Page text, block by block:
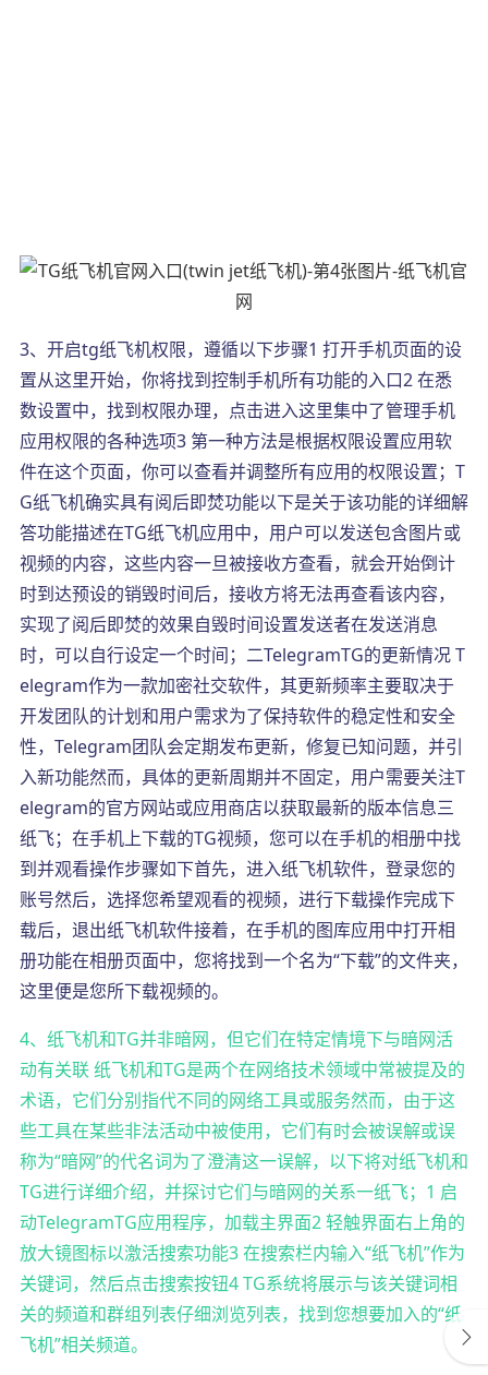
3、开启tg纸飞机权限，遵循以下步骤1 打开手机页面的设
置从这里开始，你将找到控制手机所有功能的入口2 在悉
数设置中，找到权限办理，点击进入这里集中了管理手机
应用权限的各种选项3 第一种方法是根据权限设置应用软
件在这个页面，你可以查看并调整所有应用的权限设置；T
G纸飞机确实具有阅后即焚功能以下是关于该功能的详细解
答功能描述在TG纸飞机应用中，用户可以发送包含图片或
视频的内容，这些内容一旦被接收方查看，就会开始倒计
时到达预设的销毁时间后，接收方将无法再查看该内容，
实现了阅后即焚的效果自毁时间设置发送者在发送消息
时，可以自行设定一个时间；二TelegramTG的更新情况 T
elegram作为一款加密社交软件，其更新频率主要取决于
开发团队的计划和用户需求为了保持软件的稳定性和安全
性，Telegram团队会定期发布更新，修复已知问题，并引
入新功能然而，具体的更新周期并不固定，用户需要关注T
elegram的官方网站或应用商店以获取最新的版本信息三
纸飞；在手机上下载的TG视频，您可以在手机的相册中找
到并观看操作步骤如下首先，进入纸飞机软件，登录您的
账号然后，选择您希望观看的视频，进行下载操作完成下
载后，退出纸飞机软件接着，在手机的图库应用中打开相
册功能在相册页面中，您将找到一个名为“下载”的文件夹，
这里便是您所下载视频的。
4、纸飞机和TG并非暗网，但它们在特定情境下与暗网活
动有关联 纸飞机和TG是两个在网络技术领域中常被提及的
术语，它们分别指代不同的网络工具或服务然而，由于这
些工具在某些非法活动中被使用，它们有时会被误解或误
称为“暗网”的代名词为了澄清这一误解，以下将对纸飞机和
TG进行详细介绍，并探讨它们与暗网的关系一纸飞；1 启
动TelegramTG应用程序，加载主界面2 轻触界面右上角的
放大镜图标以激活搜索功能3 在搜索栏内输入“纸飞机”作为
关键词，然后点击搜索按钮4 TG系统将展示与该关键词相
关的频道和群组列表仔细浏览列表，找到您想要加入的“纸
飞机”相关频道。